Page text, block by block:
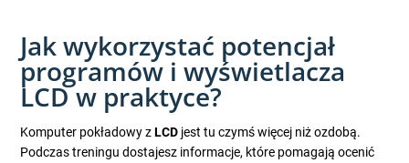
Jak wykorzystać potencjał
programów i wyświetlacza
LCD w praktyce?
Komputer pokładowy zLCD jest tu czymś więcej niż ozdobą.
Podczas treningu dostajesz informacje, które pomagają ocenić